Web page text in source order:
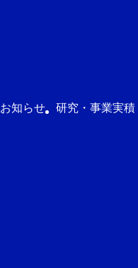
お知らせ 研究・事業実積